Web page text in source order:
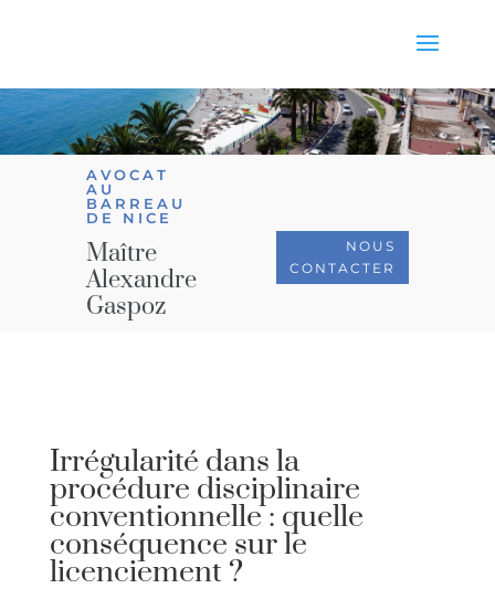
AVOCAT
AU
BARREAU
DE NICE
Maître
Alexandre
Gaspoz
NOUS
CONTACTER
Irrégularité dans la
procédure disciplinaire
conventionnelle : quelle
conséquence sur le
licenciement ?